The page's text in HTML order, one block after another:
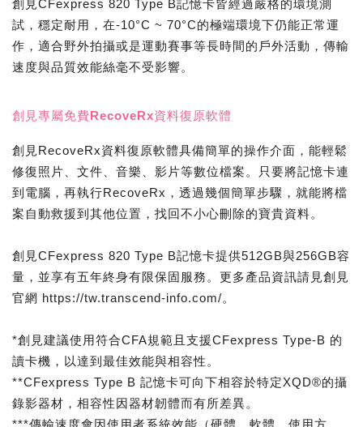
創見CFexpress 820 Type B記憶卡皆經過嚴格的環境測
試，穩定耐用，在-10°C ~ 70°C的極端環境下仍能正常運
作，適合野外拍攝或是運動賽事等長時間的戶外活動，傳輸
速度與品質效能絲毫不受影響。
創見專屬免費RecoveRx資料復原軟體
創見RecoveRx資料復原軟體具備簡單的操作介面，能輕鬆
修復照片、文件、音樂、影片等數位檔案。只要將記憶卡連
到電腦，再執行RecoveRx，透過幾個簡單步驟，就能將檔
案自動救援到其他位置，找回不小心刪除的寶貴資料。
創見CFexpress 820 Type B記憶卡提供512GB與256GB容
量，並享有五年終身有限保固服務。更多產品資訊請見創見
官網 https://tw.transcend-info.com/。
*創見建議使用符合CFA規範且支援CFexpress Type-B 的
讀卡機，以達到最佳效能與相容性。
**CFexpress Type B 記憶卡可向下相容於特定XQD®的攝
錄影器材，相容性因器材韌體而有所差異。
***傳輸速度會因使用者系統效能（硬體、軟體、使用方